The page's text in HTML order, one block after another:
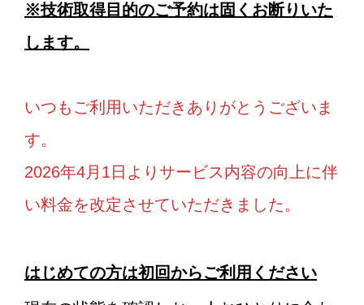
※技術取得目的のご予約は固くお断りいた
します。
いつもご利用いただきありがとうございま
す。
2026年4月1日よりサービス内容の向上に伴
い料金を改定させていただきました。
はじめての方は初回からご利用ください